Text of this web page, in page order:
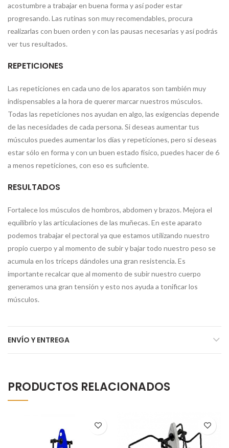
acostumbre a trabajar en buena forma y así poder estar
progresando. Las rutinas son muy recomendables, procura
realizarlas con buen orden y con las pausas necesarias y así podrás
ver tus resultados.
REPETICIONES
Las repeticiones en cada uno de los aparatos son también muy
indispensables a la hora de querer marcar nuestros músculos.
Todas las repeticiones nos ayudan en algo, las exigencias depende
de las necesidades de cada persona. Si deseas aumentar tus
músculos puedes aumentar los días y repeticiones, pero si deseas
estar sólo en forma y con un buen estado físico, puedes hacer de 6
a menos repeticiones, con eso es suficiente.
RESULTADOS
Fortalece los músculos de hombros, abdomen y brazos. Mejora el
equilibrio y las articulaciones de las muñecas. En este aparato
podemos trabajar el pectoral ya que estamos utilizando nuestro
propio cuerpo y al momento de subir y bajar todo nuestro peso se
acumula en los tríceps dándoles una gran resistencia. Es
importante recalcar que al momento de subir nuestro cuerpo
generamos una gran tensión y esto nos ayuda a tonificar los
músculos.
ENVÍO Y ENTREGA
PRODUCTOS RELACIONADOS